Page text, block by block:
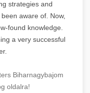
strategies and
aware of. Now,
found knowledge.
a very successful
Biharnagybajom
oldalra!